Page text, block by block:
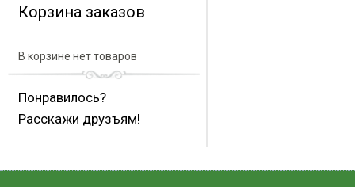
Корзина заказов
В корзине нет товаров
Понравилось?
Расскажи друзъям!